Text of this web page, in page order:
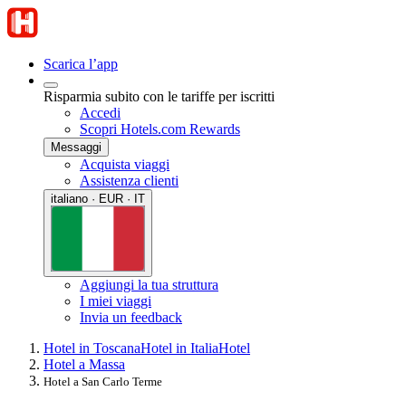
Scarica l’app
Risparmia subito con le tariffe per iscritti
Accedi
Scopri Hotels.com Rewards
Messaggi
Acquista viaggi
Assistenza clienti
italiano · EUR · IT
Aggiungi la tua struttura
I miei viaggi
Invia un feedback
Hotel in ToscanaHotel in ItaliaHotel
Hotel a Massa
Hotel a San Carlo Terme